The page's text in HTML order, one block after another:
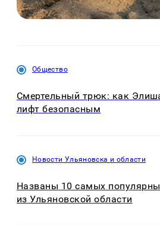
Общество
Смертельный трюк: как
лифт безопасным
Новости Ульяновска и области
Названы 10 самых
из Ульяновской области